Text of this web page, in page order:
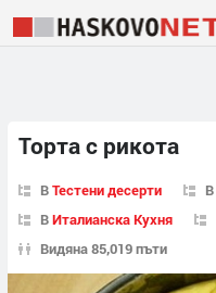
Торта с рикота
ВТестени десерти В
ВИталианска Кухня
Видяна 85,019 пъти